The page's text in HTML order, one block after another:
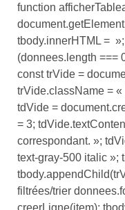
function
tbody.innerHTML =
(donnees.length ===
const trVide =
trVide.className =
tdVide =
= 3;
correspondant. »;
text-gray-500 italic »;
filtrées/trier
creerLigne(item);